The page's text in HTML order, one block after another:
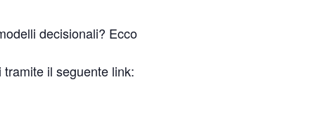
decisionali? Ecco
il seguente link: